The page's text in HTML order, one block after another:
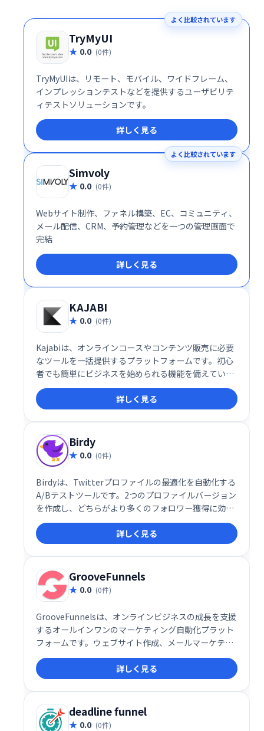
よく比較されています
TryMyUI
0.0 (0件)
TryMyUIは、リモート、モバイル、ワイドフレーム、
インプレッションテストなどを提供するユーザビリテ
ィテストソリューションです。
詳しく見る
よく比較されています
Simvoly
0.0 (0件)
Webサイト制作、ファネル構築、EC、コミュニティ、
メール配信、CRM、予約管理などを一つの管理画面で
完結
詳しく見る
KAJABI
0.0 (0件)
Kajabiは、オンラインコースやコンテンツ販売に必要
なツールを一括提供するプラットフォームです。初心
者でも簡単にビジネスを始められる機能を備えていま
す。
詳しく見る
Birdy
0.0 (0件)
Birdyは、Twitterプロファイルの最適化を自動化する
A/Bテストツールです。2つのプロファイルバージョン
を作成し、どちらがより多くのフォロワー獲得に効果
的かを分析します。自動化されたテストで、最適なプ
ロファイル設定を見つけ、Twitterマーケティングの
効果を最大化しましょう。詳細な分析結果に基づき、
戦略的な改善を繰り返すことで、フォロワー増加を促
進します。
詳しく見る
GrooveFunnels
0.0 (0件)
GrooveFunnelsは、オンラインビジネスの成長を支援
するオールインワンのマーケティング自動化プラット
フォームです。ウェブサイト作成、メールマーケティ
ング、セールスファネル構築など、ビジネスに必要な
機能を網羅。効率的なマーケティングを実現し、売上
向上に貢献します。
詳しく見る
deadline funnel
0.0 (0件)